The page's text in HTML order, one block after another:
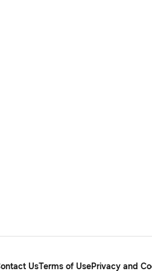
UsTerms of UsePrivacy and